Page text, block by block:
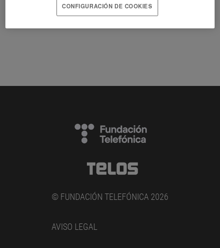
DEEP FAKEDOCENCIA EDUCACIÓN
FAKE NEWSINTELIGENCIA ARTIFICIALUNIVERSIDAD
© FUNDACIÓN TELEFÓNICA 2026
AVISO LEGAL
CONFIGURACIÓN DE COOKIES